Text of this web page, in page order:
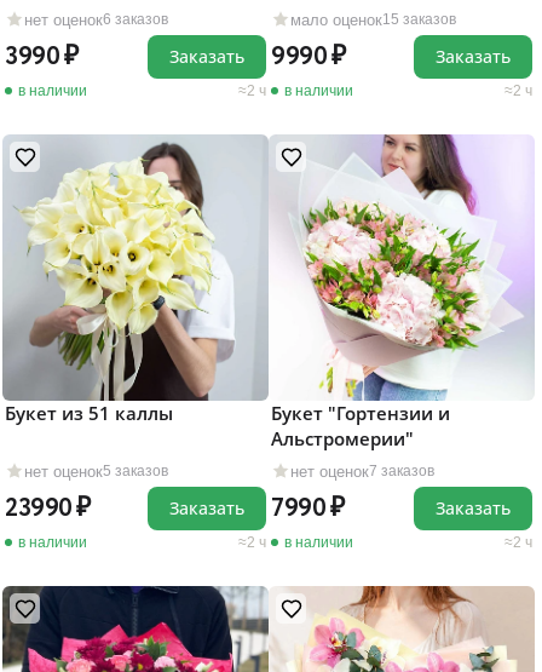
нет оценок6 заказов
3990
в наличии 2 ч
Заказать
мало оценок15 заказов
9990
в наличии 2 ч
Заказать
нет оценок5 заказов
Букет из 51 каллы
23990
в наличии 2 ч
Заказать
нет оценок7 заказов
Букет "Гортензии и
Альстромерии"
7990
в наличии 2 ч
Заказать